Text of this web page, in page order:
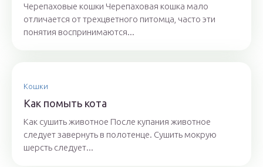
Черепаховые кошки Черепаховая кошка мало
отличается от трехцветного питомца, часто эти
понятия воспринимаются...
Кошки
Как помыть кота
Как сушить животное После купания животное
следует завернуть в полотенце. Сушить мокрую
шерсть следует...